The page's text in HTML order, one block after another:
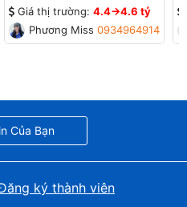
Giá thị trường: 4.4->4.6 tỷ
Phương Missa0934964914
Của Bạn
ký thành viên